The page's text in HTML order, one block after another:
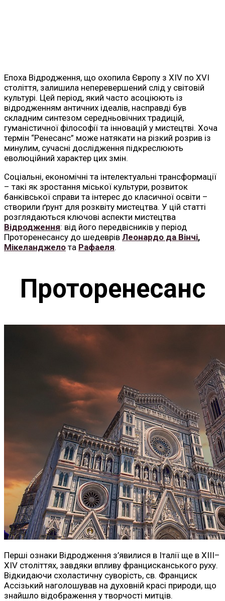
Епоха Відродження, що охопила Європу з XIV по XVI
століття, залишила неперевершений слід у світовій
культурі. Цей період, який часто асоціюють із
відродженням античних ідеалів, насправді був
складним синтезом середньовічних традицій,
гуманістичної філософії та інновацій у мистецтві. Хоча
термін “Ренесанс” може натякати на різкий розрив із
минулим, сучасні дослідження підкреслюють
еволюційний характер цих змін.
Соціальні, економічні та інтелектуальні трансформації
– такі як зростання міської культури, розвиток
банківської справи та інтерес до класичної освіти –
створили ґрунт для розквіту мистецтва. У цій статті
розглядаються ключові аспекти мистецтва
Відродження: від його передвісників у період
Проторенесансу до шедеврів Леонардо да Вінчі,
Мікеланджело та Рафаеля.
Проторенесанс
Перші ознаки Відродження з’явилися в Італії ще в XIII–
XIV століттях, завдяки впливу францисканського руху.
Відкидаючи схоластичну суворість, св. Франциск
Ассізький наголошував на духовній красі природи, що
знайшло відображення у творчості митців.